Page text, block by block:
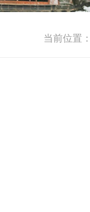
当前位置：